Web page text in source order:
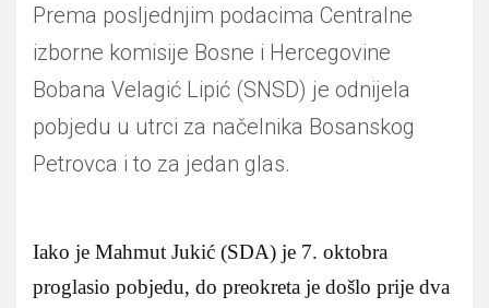
Prema posljednjim podacima Centralne
izborne komisije Bosne i Hercegovine
Bobana Velagić Lipić (SNSD) je odnijela
pobjedu u utrci za načelnika Bosanskog
Petrovca i to za jedan glas.
Iako je Mahmut Jukić (SDA) je 7. oktobra
proglasio pobjedu, do preokreta je došlo prije dva